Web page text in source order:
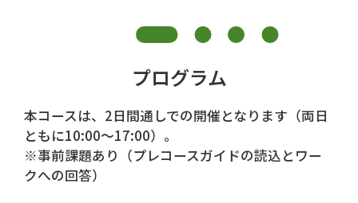
プログラム
本コースは、2日間通しでの開催となります（両日
ともに10:00～17:00）。
※事前課題あり（プレコースガイドの読込とワー
クへの回答）